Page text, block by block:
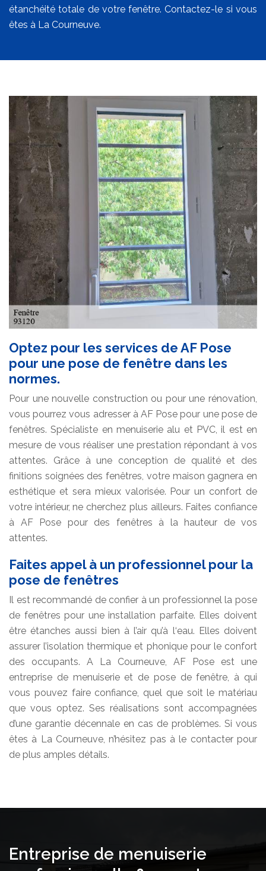
étanchéité totale de votre fenêtre. Contactez-le si vous
êtes à La Courneuve.
Optez pour les services de AF Pose
pour une pose de fenêtre dans les
normes.
Pour une nouvelle construction ou pour une rénovation,
vous pourrez vous adresser à AF Pose pour une pose de
fenêtres. Spécialiste en menuiserie alu et PVC, il est en
mesure de vous réaliser une prestation répondant à vos
attentes. Grâce à une conception de qualité et des
finitions soignées des fenêtres, votre maison gagnera en
esthétique et sera mieux valorisée. Pour un confort de
votre intérieur, ne cherchez plus ailleurs. Faites confiance
à AF Pose pour des fenêtres à la hauteur de vos
attentes.
Faites appel à un professionnel pour la
pose de fenêtres
Il est recommandé de confier à un professionnel la pose
de fenêtres pour une installation parfaite. Elles doivent
être étanches aussi bien à l’air qu’à l‘eau. Elles doivent
assurer l’isolation thermique et phonique pour le confort
des occupants. A La Courneuve, AF Pose est une
entreprise de menuiserie et de pose de fenêtre, à qui
vous pouvez faire confiance, quel que soit le matériau
que vous optez. Ses réalisations sont accompagnées
d’une garantie décennale en cas de problèmes. Si vous
êtes à La Courneuve, n’hésitez pas à le contacter pour
de plus amples détails.
Entreprise de menuiserie